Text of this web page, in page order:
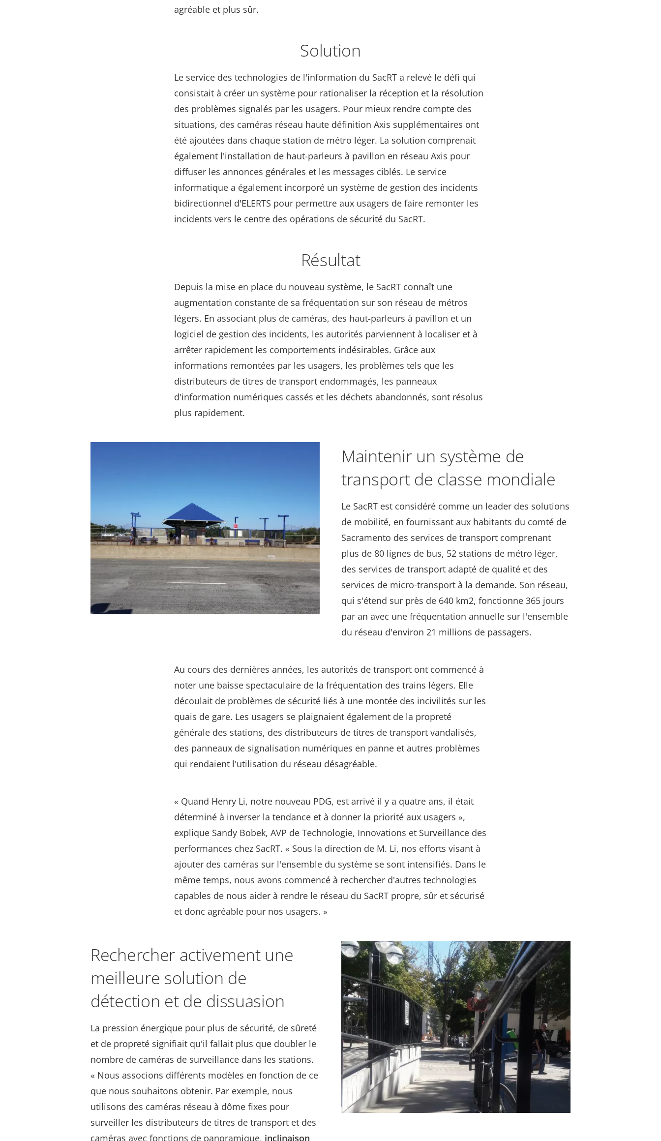
agréable et plus sûr.
Solution
Le service des technologies de l'information du SacRT a relevé le défi qui
consistait à créer un système pour rationaliser la réception et la résolution
des problèmes signalés par les usagers. Pour mieux rendre compte des
situations, des caméras réseau haute définition Axis supplémentaires ont
été ajoutées dans chaque station de métro léger. La solution comprenait
également l'installation de haut-parleurs à pavillon en réseau Axis pour
diffuser les annonces générales et les messages ciblés. Le service
informatique a également incorporé un système de gestion des incidents
bidirectionnel d'ELERTS pour permettre aux usagers de faire remonter les
incidents vers le centre des opérations de sécurité du SacRT.
Résultat
Depuis la mise en place du nouveau système, le SacRT connaît une
augmentation constante de sa fréquentation sur son réseau de métros
légers. En associant plus de caméras, des haut-parleurs à pavillon et un
logiciel de gestion des incidents, les autorités parviennent à localiser et à
arrêter rapidement les comportements indésirables. Grâce aux
informations remontées par les usagers, les problèmes tels que les
distributeurs de titres de transport endommagés, les panneaux
d'information numériques cassés et les déchets abandonnés, sont résolus
plus rapidement.
Maintenir un système de
transport de classe mondiale
Le SacRT est considéré comme un leader des solutions
de mobilité, en fournissant aux habitants du comté de
Sacramento des services de transport comprenant
plus de 80 lignes de bus, 52 stations de métro léger,
des services de transport adapté de qualité et des
services de micro-transport à la demande. Son réseau,
qui s'étend sur près de 640 km2, fonctionne 365 jours
par an avec une fréquentation annuelle sur l'ensemble
du réseau d'environ 21 millions de passagers.
Au cours des dernières années, les autorités de transport ont commencé à
noter une baisse spectaculaire de la fréquentation des trains légers. Elle
découlait de problèmes de sécurité liés à une montée des incivilités sur les
quais de gare. Les usagers se plaignaient également de la propreté
générale des stations, des distributeurs de titres de transport vandalisés,
des panneaux de signalisation numériques en panne et autres problèmes
qui rendaient l'utilisation du réseau désagréable.
« Quand Henry Li, notre nouveau PDG, est arrivé il y a quatre ans, il était
déterminé à inverser la tendance et à donner la priorité aux usagers »,
explique Sandy Bobek, AVP de Technologie, Innovations et Surveillance des
performances chez SacRT. « Sous la direction de M. Li, nos efforts visant à
ajouter des caméras sur l'ensemble du système se sont intensifiés. Dans le
même temps, nous avons commencé à rechercher d'autres technologies
capables de nous aider à rendre le réseau du SacRT propre, sûr et sécurisé
et donc agréable pour nos usagers. »
Rechercher activement une
meilleure solution de
détection et de dissuasion
La pression énergique pour plus de sécurité, de sûreté
et de propreté signifiait qu'il fallait plus que doubler le
nombre de caméras de surveillance dans les stations.
« Nous associons différents modèles en fonction de ce
que nous souhaitons obtenir. Par exemple, nous
utilisons des caméras réseau à dôme fixes pour
surveiller les distributeurs de titres de transport et des
caméras avec fonctions de panoramique, inclinaison